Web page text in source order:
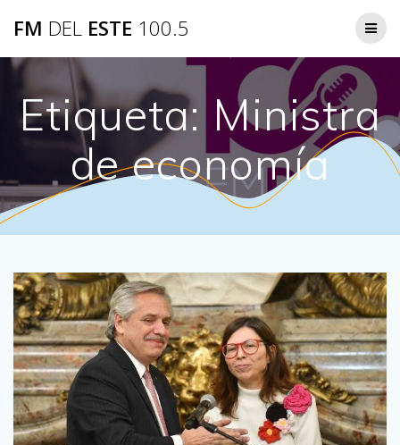
FM DEL ESTE 100.5
Etiqueta: Ministra
de economía